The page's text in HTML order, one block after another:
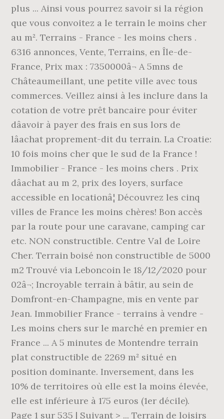
plus ... Ainsi vous pourrez savoir si la région
que vous convoitez a le terrain le moins cher
au m². Terrains - France - les moins chers .
6316 annonces, Vente, Terrains, en Île-de-
France, Prix max : 7350000â¬ A 5mns de
Châteaumeillant, une petite ville avec tous
commerces. Veillez ainsi à les inclure dans la
cotation de votre prêt bancaire pour éviter
dâavoir à payer des frais en sus lors de
lâachat proprement-dit du terrain. La Croatie:
10 fois moins cher que le sud de la France !
Immobilier - France - les moins chers . Prix
dâachat au m 2, prix des loyers, surface
accessible en locationâ¦ Découvrez les cinq
villes de France les moins chères! Bon accès
par la route pour une caravane, camping car
etc. NON constructible. Centre Val de Loire
Cher. Terrain boisé non constructible de 5000
m2 Trouvé via Leboncoin le 18/12/2020 pour
02â¬; Incroyable terrain à bâtir, au sein de
Domfront-en-Champagne, mis en vente par
Jean. Immobilier France - terrains à vendre -
Les moins chers sur le marché en premier en
France ... A 5 minutes de Montendre terrain
plat constructible de 2269 m² situé en
position dominante. Inversement, dans les
10% de territoires où elle est la moins élevée,
elle est inférieure à 175 euros (1er décile).
Page 1 sur 535 | Suivant > ... Terrain de loisirs